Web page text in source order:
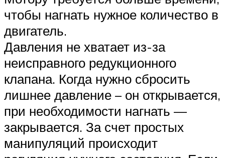
чтобы нагнать нужное количество в
двигатель.
Давления не хватает из-за
неисправного редукционного
клапана. Когда нужно сбросить
лишнее давление – он открывается,
при необходимости нагнать —
закрывается. За счет простых
манипуляций происходит